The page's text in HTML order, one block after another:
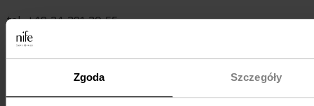
Zgoda Szczegóły
tel. +48 34 321 30 55
e-mail:
MEDIA e-mail:pr@nife.pl